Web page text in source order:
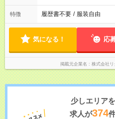
特徴 履歴書不要 / 服装自由
気になる！ 応
掲載元企業名 株式会社リ
少しエリア
求人が374